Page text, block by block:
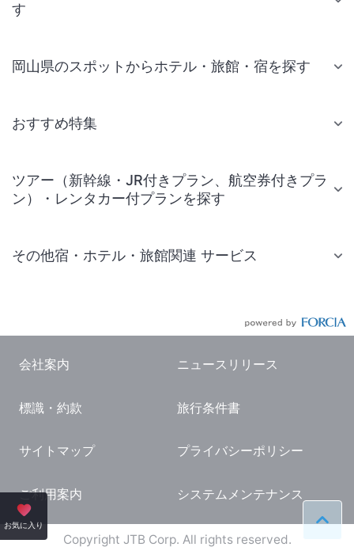
お気に入り ペー
す
岡山県のスポットからホテル・旅館・宿を探す
おすすめ特集
ツアー（新幹線・JR付きプラン、航空券付きプラ
ン）・レンタカー付プランを探す
その他宿・ホテル・旅館関連 サービス
国内観光ガイド
旅行・観光情報
会社案内 ニュースリリース
標識・約款 旅行条件書
サイトマップ プライバシーポリシー
ご利用案内 システムメンテナンス
Copyright JTB Corp. All rights reserved.